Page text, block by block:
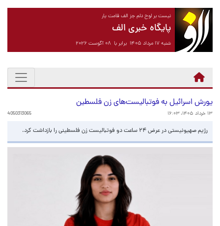
نیست بر لوح دلم جز الف قامت یار
پایگاه خبری الف
شنبه ۱۷ مرداد ۱۴۰۵ برابر با ۰۸ آگوست ۲۰۲۶
یورش اسرائیل به فوتبالیست‌های زن فلسطین
۱۳ خرداد ۱۴۰۵، ۱۶:۰۳ 4050313065
رژیم صهیونیستی در عرض ۲۴ ساعت دو فوتبالیست زن فلسطینی را بازداشت کرد.